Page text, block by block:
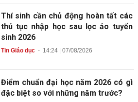
Thí sinh cần chủ động hoàn tất các
thủ tục nhập học sau lọc ảo tuyển
sinh 2026
Tin Giáo dục- 14:24 | 07/08/2026
Điểm chuẩn đại học năm 2026 có gì
đặc biệt so với những năm trước?